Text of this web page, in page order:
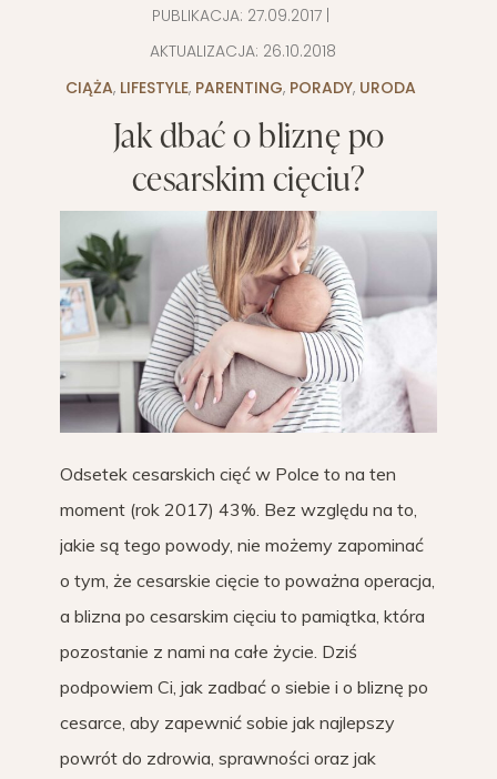
PUBLIKACJA: 27.09.2017|
AKTUALIZACJA: 26.10.2018
CIĄŻA, LIFESTYLE, PARENTING, PORADY, URODA
Jak dbać o bliznę po
cesarskim cięciu?
Odsetek cesarskich cięć w Polce to na ten
moment (rok 2017) 43%. Bez względu na to,
jakie są tego powody, nie możemy zapominać
o tym, że cesarskie cięcie to poważna operacja,
a blizna po cesarskim cięciu to pamiątka, która
pozostanie z nami na całe życie. Dziś
podpowiem Ci, jak zadbać o siebie i o bliznę po
cesarce, aby zapewnić sobie jak najlepszy
powrót do zdrowia, sprawności oraz jak